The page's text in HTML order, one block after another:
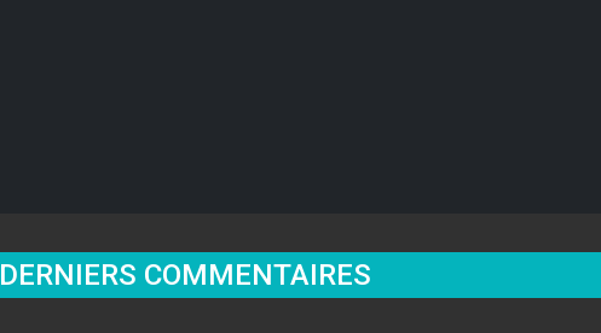
DERNIERS COMMENTAIRES